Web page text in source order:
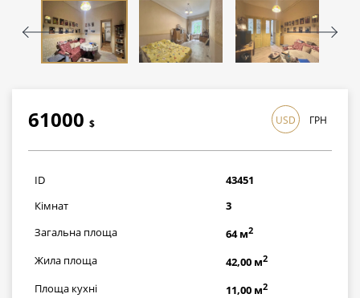
61000 $
1769000грн
USD ГРН
ID
43451
Кімнат
3
Загальна площа
64 м2
Жила площа 42,00 м2
Площа кухні 11,00 м2